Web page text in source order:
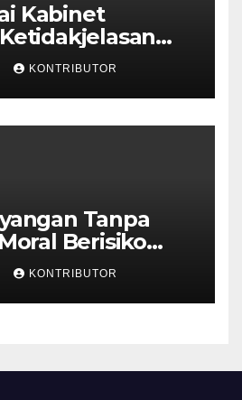
Kabinet
dan
KONTRIBUTOR
Tanpa
Berisiko
Kepercayaan
KONTRIBUTOR